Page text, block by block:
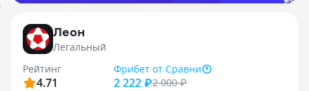
Леон
Легальный
Рейтинг
4.71
Фрибет от Сравни
2 222 ₽2 000₽